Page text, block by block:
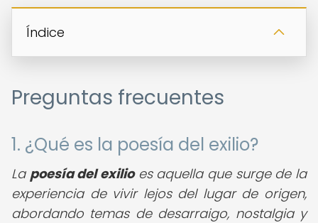
Índice
Preguntas frecuentes
1. ¿Qué es la poesía del exilio?
La poesía del exilioes aquella que surge de la
experiencia de vivir lejos del lugar de origen,
abordando temas de desarraigo, nostalgia y